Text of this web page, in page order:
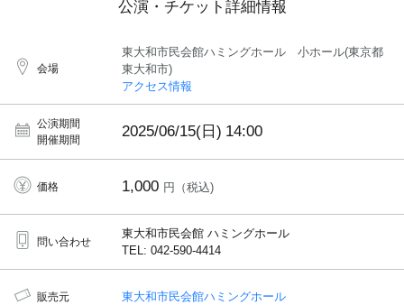
公演・チケット詳細情報
会場
東大和市民会館ハミングホール 小ホール(東京都
東大和市)
アクセス情報
公演期間
開催期間
2025/06/15(日) 14:00
価格 1,000 円（税込)
問い合わせ
東大和市民会館 ハミングホール
TEL: 042-590-4414
販売元 東大和市民会館ハミングホール